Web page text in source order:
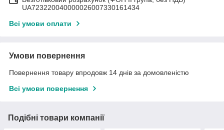
UA723220040000026007330161434
Всі умови оплати
Умови повернення
Повернення товару впродовж 14 днів за домовленістю
Всі умови повернення
Подібні товари компанії